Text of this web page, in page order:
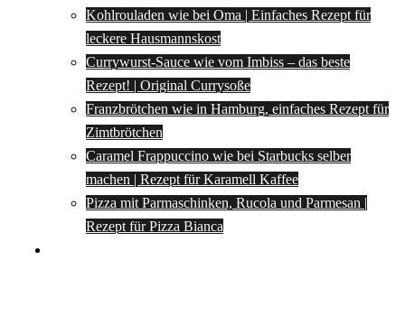
Kohlrouladen wie bei Oma | Einfaches Rezept für
leckere Hausmannskost
Currywurst-Sauce wie vom Imbiss – das beste
Rezept! | Original Currysoße
Franzbrötchen wie in Hamburg, einfaches Rezept für
Zimtbrötchen
Caramel Frappuccino wie bei Starbucks selber
machen | Rezept für Karamell Kaffee
Pizza mit Parmaschinken, Rucola und Parmesan |
Rezept für Pizza Bianca